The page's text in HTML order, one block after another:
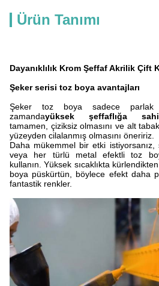
Ürün Tanımı
Dayanıklılık Krom Şeffaf Akrilik Çift
Şeker serisi toz boya avantajları
Şeker toz boya sadece parlak
zamandayüksek şeffaflığa
tamamen, çiziksiz olmasını ve alt
yüzeyden cilalanmış olmasını öneririz.
Daha mükemmel bir etki
veya her türlü metal efektli toz
kullanın. Yüksek sıcaklıkta
boya püskürtün, böylece efekt daha
fantastik renkler.